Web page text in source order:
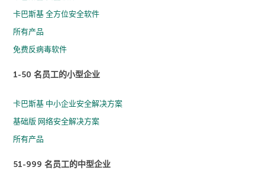
卡巴斯基 全方位安全软件
所有产品
免费反病毒软件
1-50 名员工的小型企业
卡巴斯基 中小企业安全解决方案
基础版 网络安全解决方案
所有产品
51-999 名员工的中型企业